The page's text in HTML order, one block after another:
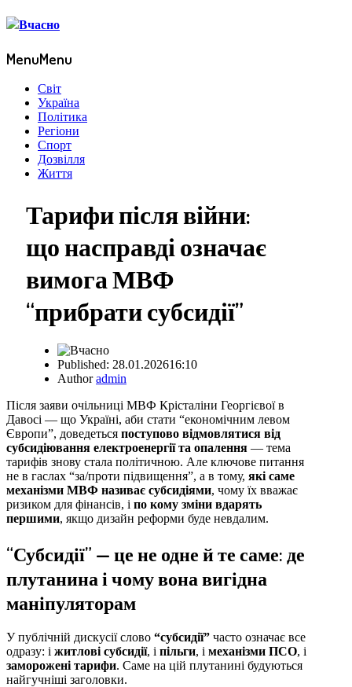
MenuMenu
Світ
Україна
Політика
Регіони
Спорт
Дозвілля
Життя
Тарифи після війни:
що насправді означає
вимога МВФ
“прибрати субсидії”
Published: 28.01.202616:10
Authoradmin
Після заяви очільниці МВФ Крісталіни Георгієвої в
Давосі — що Україні, аби стати “економічним левом
Європи”, доведеться поступово відмовлятися від
субсидіювання електроенергії та опалення — тема
тарифів знову стала політичною. Але ключове питання
не в гаслах “за/проти підвищення”, а в тому, які саме
механізми МВФ називає субсидіями, чому їх вважає
ризиком для фінансів, і по кому зміни вдарять
першими, якщо дизайн реформи буде невдалим.
“Субсидії” — це не одне й те саме: де
плутанина і чому вона вигідна
маніпуляторам
У публічній дискусії слово “субсидії” часто означає все
одразу: і житлові субсидії, і пільги, і механізми ПСО, і
заморожені тарифи. Саме на цій плутанині будуються
найгучніші заголовки.